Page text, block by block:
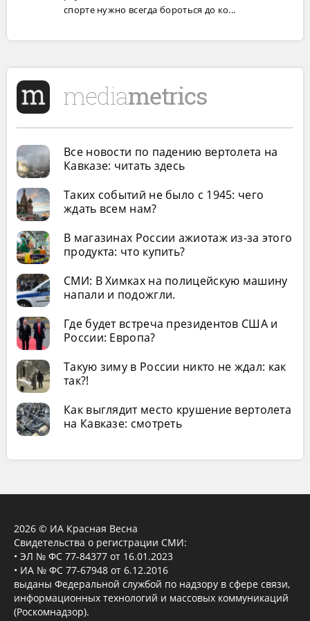
спорте нужно всегда бороться до ко...
Все новости по падению вертолета на
Кавказе: читать здесь
Таких событий не было с 1945: чего
ждать всем нам?
В магазинах России ажиотаж из-за этого
продукта: что купить?
СМИ: В Химках на полицейскую машину
напали и подожгли.
Где будет встреча президентов США и
России: Европа?
Такую зиму в России никто не ждал: как
так?!
Как выглядит место крушение вертолета
на Кавказе: смотреть
2026 © ИА Красная Весна
Свидетельства о регистрации СМИ:
• ЭЛ № ФС 77-84377 от 16.01.2023
• ИА № ФС 77-67948 от 6.12.2016
выданы Федеральной службой по надзору в сфере связи,
информационных технологий и массовых коммуникаций
(Роскомнадзор).